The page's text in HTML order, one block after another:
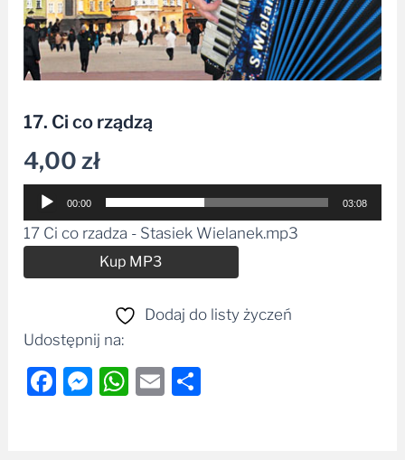
17. Ci co rządzą
4,00zł
Odtwarzacz
plików
dźwiękowych
00:00 03:08
17 Ci co rzadza - Stasiek Wielanek.mp3
Kup MP3
Dodaj do listy życzeń
Udostępnij na:
Facebook
Messenger
WhatsApp
Email